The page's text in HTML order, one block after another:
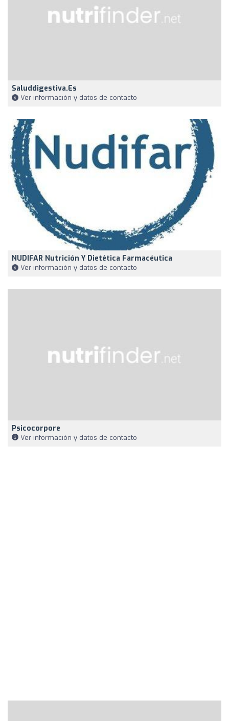
Saluddigestiva.es
Ver información y datos de contacto
NUDIFAR Nutrición Y Dietética Farmacéutica
Ver información y datos de contacto
Psicocorpore
Ver información y datos de contacto